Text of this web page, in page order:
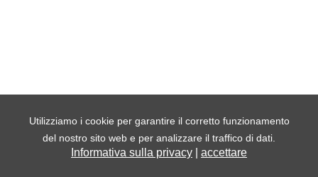
Utilizziamo i cookie per garantire il corretto funzionamento
del nostro sito web e per analizzare il traffico di dati.
Informativa sulla privacy accettare